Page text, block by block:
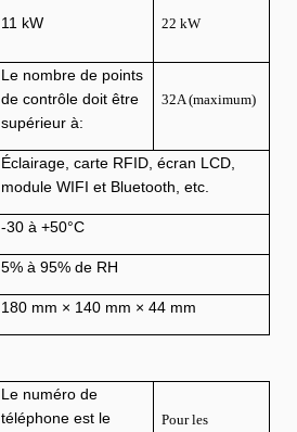
11 kW 22 kW
Le nombre de points
de contrôle doit être
supérieur à:
32A (maximum)
Éclairage, carte RFID, écran LCD,
module WIFI et Bluetooth, etc.
-30 à +50°C
5% à 95% de RH
180 mm × 140 mm × 44 mm
Le numéro de
téléphone est le
Pour les